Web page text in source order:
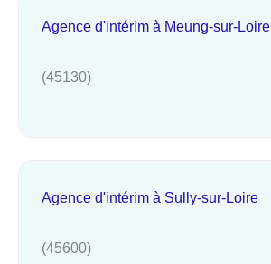
Agence d'intérim à Meung-sur-Loire
(45130)
Agence d'intérim à Sully-sur-Loire
(45600)